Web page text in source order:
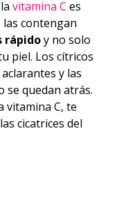
vitamina C es
contengan
rápidoy no solo
piel. Los cítricos
y las
se quedan atrás.
vitamina C, te
cicatrices del